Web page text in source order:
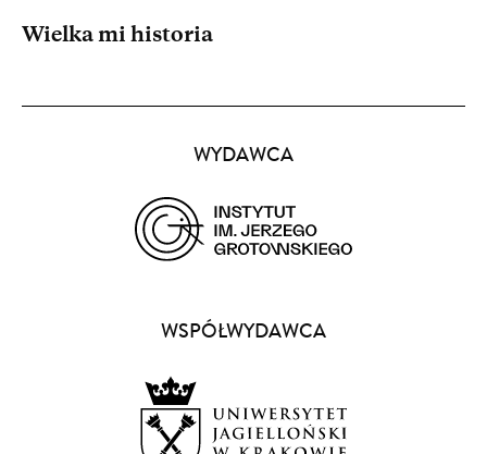
Wielka mi historia
WYDAWCA
WSPÓŁWYDAWCA